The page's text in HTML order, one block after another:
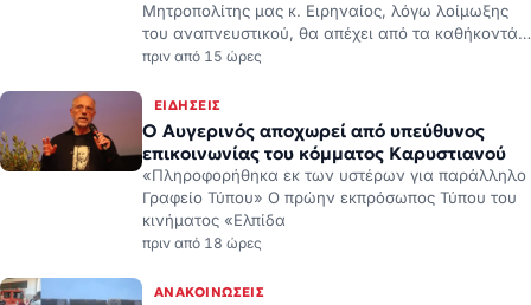
Μητροπολίτης μας κ. Ειρηναίος, λόγω λοίμωξης
του αναπνευστικού, θα απέχει από τα καθήκοντά…
πριν από 15 ώρες
ΕΙΔΉΣΕΙΣ
Ο Αυγερινός αποχωρεί από υπεύθυνος
επικοινωνίας του κόμματος Καρυστιανού
«Πληροφορήθηκα εκ των υστέρων για παράλληλο
Γραφείο Τύπου» Ο πρώην εκπρόσωπος Τύπου του
κινήματος «Ελπίδα
πριν από 18 ώρες
ΑΝΑΚΟΙΝΏΣΕΙΣ